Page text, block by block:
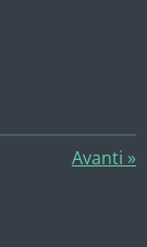
Avanti »